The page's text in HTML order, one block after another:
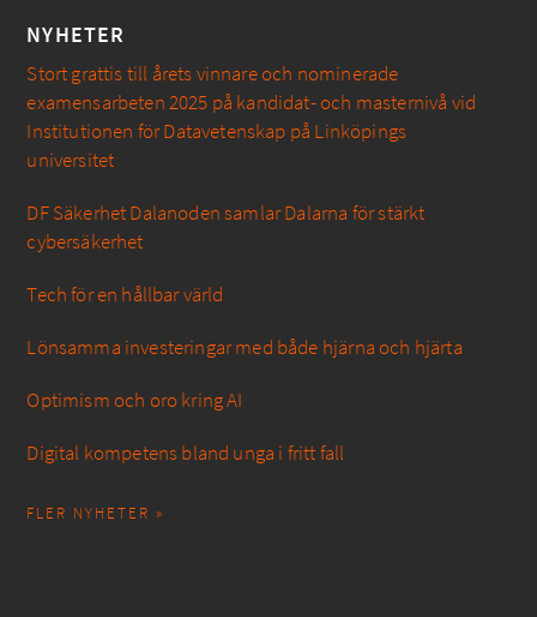
NYHETER
Stort grattis till årets vinnare och nominerade
examensarbeten 2025 på kandidat- och masternivå vid
Institutionen för Datavetenskap på Linköpings
universitet
DF Säkerhet Dalanoden samlar Dalarna för stärkt
cybersäkerhet
Tech för en hållbar värld
Lönsamma investeringar med både hjärna och hjärta
Optimism och oro kring AI
Digital kompetens bland unga i fritt fall
FLER NYHETER »